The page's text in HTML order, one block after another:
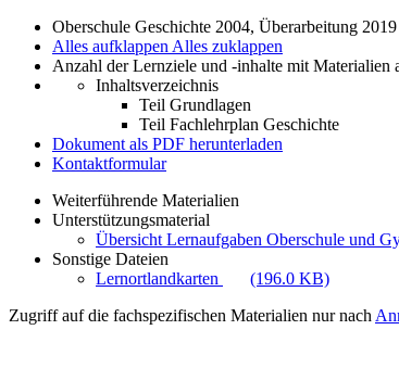
Oberschule Geschichte 2004, Überarbeitung 2019
Alles aufklappen Alles zuklappen
Anzahl der Lernziele und -inhalte mit Materialien
Inhaltsverzeichnis
Teil Grundlagen
Teil Fachlehrplan Geschichte
Dokument als PDF herunterladen
Kontaktformular
Weiterführende Materialien
Unterstützungsmaterial
Übersicht Lernaufgaben Oberschule und
Sonstige Dateien
Lernortlandkarten
(196.0 KB)
Zugriff auf die fachspezifischen Materialien nur nach